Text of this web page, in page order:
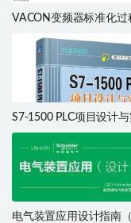
VACON变频器标准化过
S7-1500 PLC项目设计
电气装置应用设计指南